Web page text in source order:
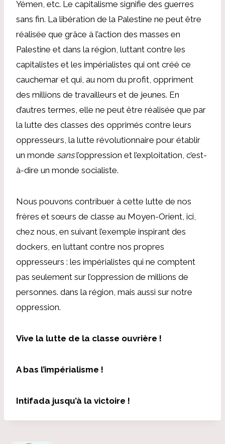
Yémen, etc. Le capitalisme signifie des guerres
sans fin. La libération de la Palestine ne peut être
réalisée que grâce à l’action des masses en
Palestine et dans la région, luttant contre les
capitalistes et les impérialistes qui ont créé ce
cauchemar et qui, au nom du profit, oppriment
des millions de travailleurs et de jeunes. En
d’autres termes, elle ne peut être réalisée que par
la lutte des classes des opprimés contre leurs
oppresseurs, la lutte révolutionnaire pour établir
un monde sansl’oppression et l’exploitation, c’est-
à-dire un monde socialiste.
Nous pouvons contribuer à cette lutte de nos
frères et sœurs de classe au Moyen-Orient, ici,
chez nous, en suivant l’exemple inspirant des
dockers, en luttant contre nos propres
oppresseurs : les impérialistes qui ne comptent
pas seulement sur l’oppression de millions de
personnes. dans la région, mais aussi sur notre
oppression.
Vive la lutte de la classe ouvrière !
A bas l’impérialisme !
Intifada jusqu’à la victoire !